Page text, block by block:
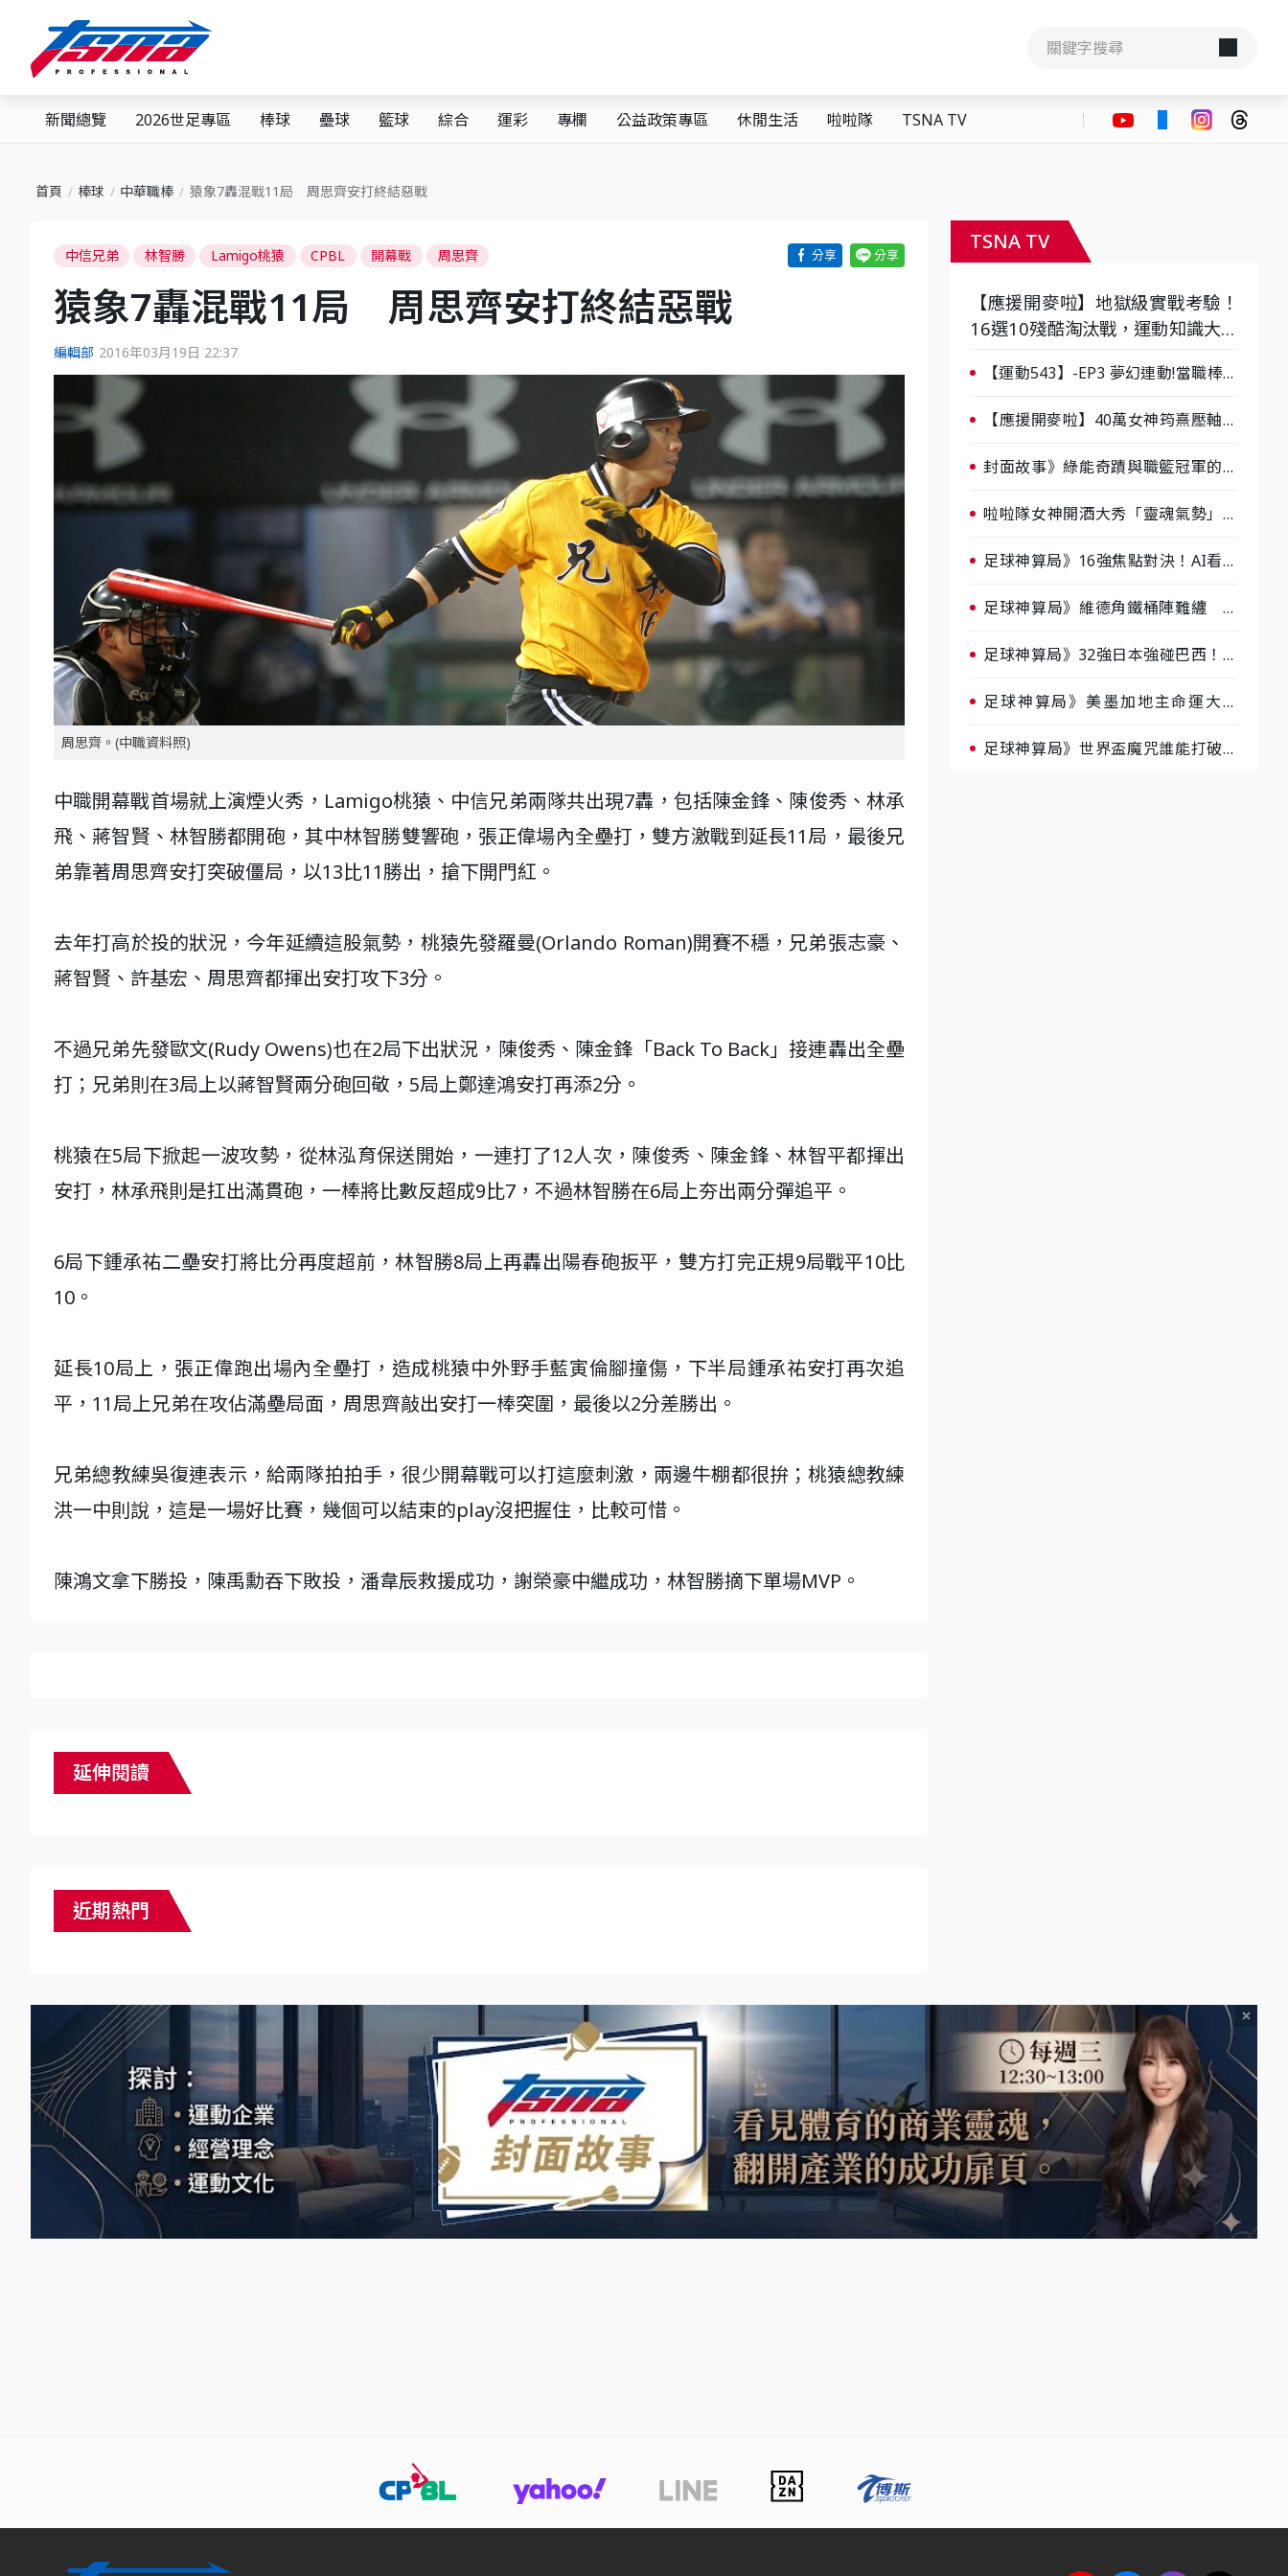
新聞總覽 2026世足專區 棒球 壘球 籃球 綜合 運彩 專欄 公益政策專區 休閒生活 啦啦隊 TSNA TV
首頁 棒球 中華職棒 猿象7轟混戰11局 周思齊安打終結惡戰
中信兄弟 林智勝 Lamigo桃猿 CPBL 開幕戰 周思齊
猿象7轟混戰11局 周思齊安打終結惡戰
編輯部 2016年03月19日 22:37
周思齊。(中職資料照)
中職開幕戰首場就上演煙火秀，Lamigo桃猿、中信兄弟兩隊共出現7轟，包括陳金鋒、陳俊秀、林承
飛、蔣智賢、林智勝都開砲，其中林智勝雙響砲，張正偉場內全壘打，雙方激戰到延長11局，最後兄
弟靠著周思齊安打突破僵局，以13比11勝出，搶下開門紅。
去年打高於投的狀況，今年延續這股氣勢，桃猿先發羅曼(Orlando Roman)開賽不穩，兄弟張志豪、
蔣智賢、許基宏、周思齊都揮出安打攻下3分。
不過兄弟先發歐文(Rudy Owens)也在2局下出狀況，陳俊秀、陳金鋒「Back To Back」接連轟出全壘
打；兄弟則在3局上以蔣智賢兩分砲回敬，5局上鄭達鴻安打再添2分。
桃猿在5局下掀起一波攻勢，從林泓育保送開始，一連打了12人次，陳俊秀、陳金鋒、林智平都揮出
安打，林承飛則是扛出滿貫砲，一棒將比數反超成9比7，不過林智勝在6局上夯出兩分彈追平。
6局下鍾承祐二壘安打將比分再度超前，林智勝8局上再轟出陽春砲扳平，雙方打完正規9局戰平10比
10。
延長10局上，張正偉跑出場內全壘打，造成桃猿中外野手藍寅倫腳撞傷，下半局鍾承祐安打再次追
平，11局上兄弟在攻佔滿壘局面，周思齊敲出安打一棒突圍，最後以2分差勝出。
兄弟總教練吳復連表示，給兩隊拍拍手，很少開幕戰可以打這麼刺激，兩邊牛棚都很拚；桃猿總教練
洪一中則說，這是一場好比賽，幾個可以結束的play沒把握住，比較可惜。
陳鴻文拿下勝投，陳禹勳吞下敗投，潘韋辰救援成功，謝榮豪中繼成功，林智勝摘下單場MVP。
延伸閱讀
近期熱門
TSNA TV
【應援開麥啦】地獄級實戰考驗！
16選10殘酷淘汰戰，運動知識大會
【運動543】-EP3 夢幻連動!當職棒傳
【應援開麥啦】40萬女神筠熹壓軸！
比一個會-ep2
封面故事》綠能奇蹟與職籃冠軍的背
事》大談「心酸創業學」
啦啦隊女神開酒大秀「靈魂氣勢」！
大過招
足球神算局》16強焦點對決！AI看好
足球神算局》維德角鐵桶陣難纏 阿
足球神算局》32強日本強碰巴西！AI
爆冷
足球神算局》美墨加地主命運大解
足球神算局》世界盃魔咒誰能打破？